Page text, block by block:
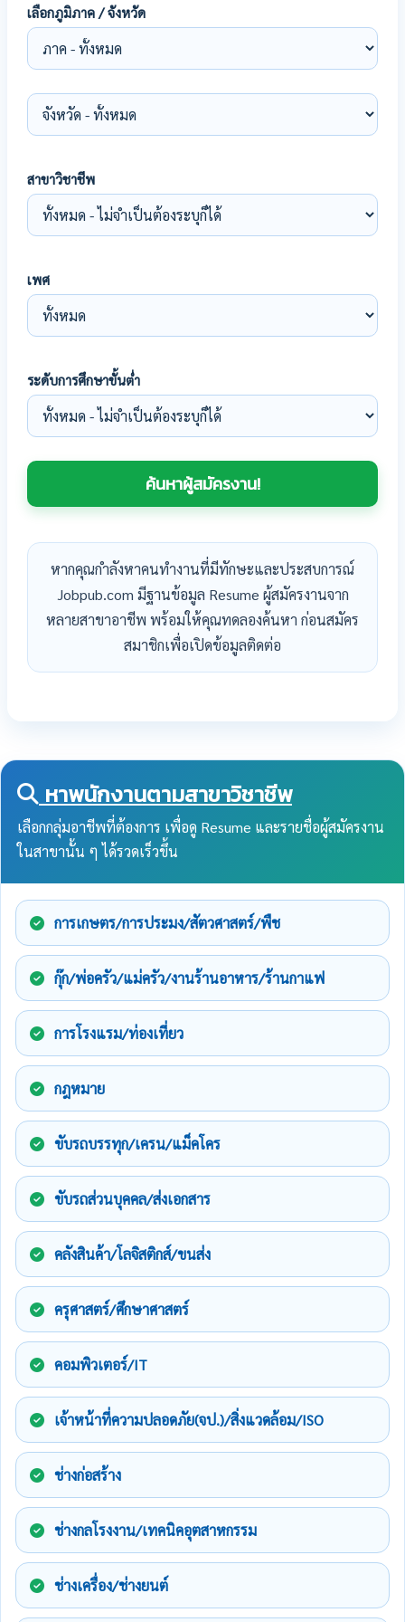
เลือกภูมิภาค / จังหวัด
สาขาวิชาชีพ
เพศ
ระดับการศึกษาขั้นต่ำ
หากคุณกำลังหาคนทำงานที่มีทักษะและประสบการณ์
Jobpub.com มีฐานข้อมูล Resume ผู้สมัครงานจาก
หลายสาขาอาชีพ พร้อมให้คุณทดลองค้นหา ก่อนสมัคร
สมาชิกเพื่อเปิดข้อมูลติดต่อ
หาพนักงานตามสาขาวิชาชีพ
เลือกกลุ่มอาชีพที่ต้องการ เพื่อดู Resume และรายชื่อผู้สมัครงาน
ในสาขานั้น ๆ ได้รวดเร็วขึ้น
การเกษตร/การประมง/สัตวศาสตร์/พืช
กุ๊ก/พ่อครัว/แม่ครัว/งานร้านอาหาร/ร้านกาแฟ
การโรงแรม/ท่องเที่ยว
กฎหมาย
ขับรถบรรทุก/เครน/แม็คโคร
ขับรถส่วนบุคคล/ส่งเอกสาร
คลังสินค้า/โลจิสติกส์/ขนส่ง
ครุศาสตร์/ศึกษาศาสตร์
คอมพิวเตอร์/IT
เจ้าหน้าที่ความปลอดภัย(จป.)/สิ่งแวดล้อม/ISO
ช่างก่อสร้าง
ช่างกลโรงงาน/เทคนิคอุตสาหกรรม
ช่างเครื่อง/ช่างยนต์